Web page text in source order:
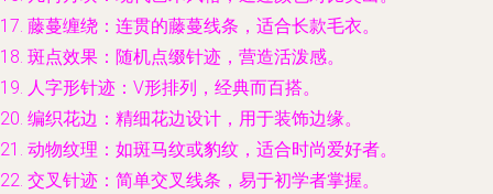
藤蔓缠绕：连贯的藤蔓线条，适合长款毛衣。
斑点效果：随机点缀针迹，营造活泼感。
人字形针迹：V形排列，经典而百搭。
编织花边：精细花边设计，用于装饰边缘。
动物纹理：如斑马纹或豹纹，适合时尚爱好者。
交叉针迹：简单交叉线条，易于初学者掌握。